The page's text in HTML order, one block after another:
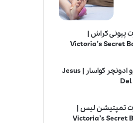
پیونی کراش |
Victoria’s Secret
عطر ادکلن جسوس دل پوزو ادونچر کواسار | Jesus
تمپتیشن لیس |
Victoria’s Secret